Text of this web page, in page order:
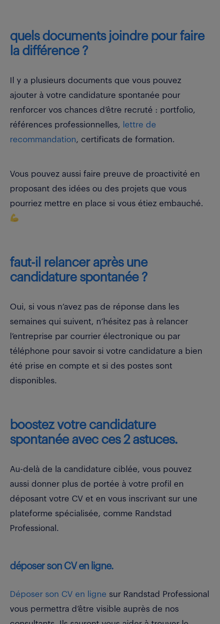
quels documents joindre pour faire
la différence ?
Il y a plusieurs documents que vous pouvez
ajouter à votre candidature spontanée pour
renforcer vos chances d’être recruté : portfolio,
références professionnelles, lettre de
recommandation, certificats de formation.
Vous pouvez aussi faire preuve de proactivité en
proposant des idées ou des projets que vous
pourriez mettre en place si vous étiez embauché.
faut-il relancer après une
candidature spontanée ?
Oui, si vous n’avez pas de réponse dans les
semaines qui suivent, n’hésitez pas à relancer
l’entreprise par courrier électronique ou par
téléphone pour savoir si votre candidature a bien
été prise en compte et si des postes sont
disponibles.
boostez votre candidature
spontanée avec ces 2 astuces.
Au-delà de la candidature ciblée, vous pouvez
aussi donner plus de portée à votre profil en
déposant votre CV et en vous inscrivant sur une
plateforme spécialisée, comme Randstad
Professional.
déposer son CV en ligne.
Déposer son CV en ligne sur Randstad Professional
vous permettra d’être visible auprès de nos